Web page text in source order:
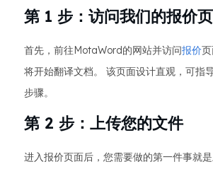
第 1 步：访问我们的报价
首先，前往MotaWord的网站并访问报价
将开始翻译文档。 该页面设计直观，可指
步骤。
第 2 步：上传您的文件
进入报价页面后，您需要做的第一件事就